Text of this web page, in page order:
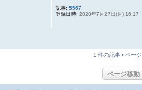
記事: 5567
登録日時: 2020年7月27日(月) 16:17
1 件の記事 • ページ
ページ移動